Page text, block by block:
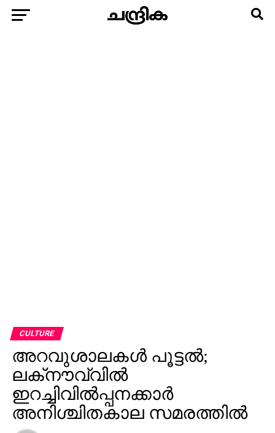
CULTURE
അറവുശാലകള്‍ പൂട്ടല്‍;
ലക്‌നൗവ്വില്‍
ഇറച്ചിവില്‍പ്പനക്കാര്‍
അനിശ്ചിതകാല സമരത്തില്‍